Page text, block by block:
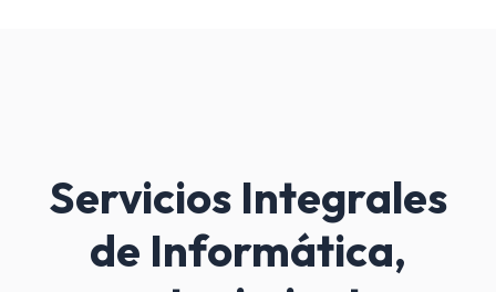
Servicios Integrales
de Informática,